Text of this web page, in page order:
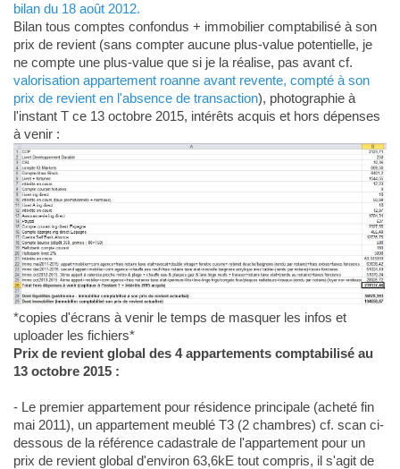
bilan du 18 août 2012.
Bilan tous comptes confondus + immobilier comptabilisé à son
prix de revient (sans compter aucune plus-value potentielle, je
ne compte une plus-value que si je la réalise, pas avant cf.
valorisation appartement roanne avant revente, compté à son
prix de revient en l'absence de transaction), photographie à
l'instant T ce 13 octobre 2015, intérêts acquis et hors dépenses
à venir :
*copies d'écrans à venir le temps de masquer les infos et
uploader les fichiers*
Prix de revient global des 4 appartements comptabilisé au
13 octobre 2015 :
- Le premier appartement pour résidence principale (acheté fin
mai 2011), un appartement meublé T3 (2 chambres) cf. scan ci-
dessous de la référence cadastrale de l'appartement pour un
prix de revient global d'environ 63,6kE tout compris, il s'agit de